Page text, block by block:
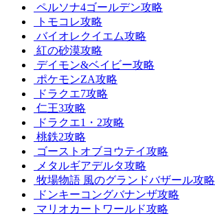
ペルソナ4ゴールデン攻略
トモコレ攻略
バイオレクイエム攻略
紅の砂漠攻略
デイモン&ベイビー攻略
ポケモンZA攻略
ドラクエ7攻略
仁王3攻略
ドラクエ1・2攻略
桃鉄2攻略
ゴーストオブヨウテイ攻略
メタルギアデルタ攻略
牧場物語 風のグランドバザール攻略
ドンキーコングバナンザ攻略
マリオカートワールド攻略